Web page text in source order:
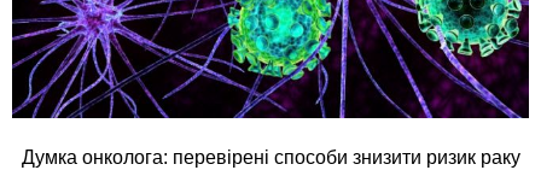
Думка онколога: перевірені способи знизити ризик раку